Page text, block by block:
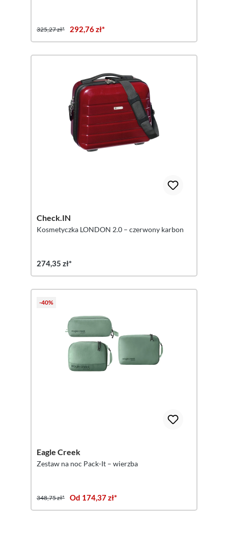
325,27 zł* 292,76 zł*
Check.IN
Kosmetyczka LONDON 2.0 – czerwony karbon
274,35 zł*
-40%
Eagle Creek
Zestaw na noc Pack-It – wierzba
348,75 zł* Od 174,37 zł*